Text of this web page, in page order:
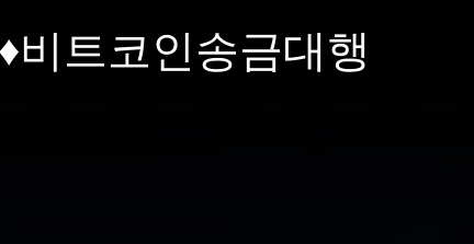
비트코인송금대행